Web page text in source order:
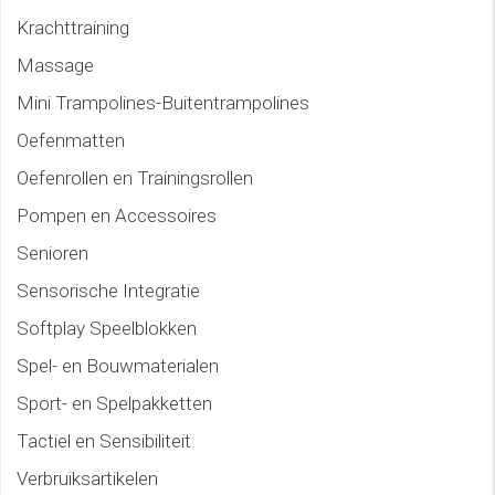
Krachttraining
Massage
Mini Trampolines-Buitentrampolines
Oefenmatten
Oefenrollen en Trainingsrollen
Pompen en Accessoires
Senioren
Sensorische Integratie
Softplay Speelblokken
Spel- en Bouwmaterialen
Sport- en Spelpakketten
Tactiel en Sensibiliteit
Verbruiksartikelen